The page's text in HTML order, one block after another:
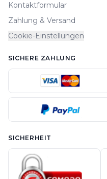
Kontaktformular
Zahlung & Versand
Cookie-Einstellungen
SICHERE ZAHLUNG
SICHERHEIT